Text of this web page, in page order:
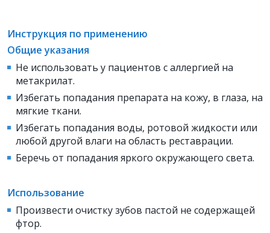
Инструкция по применению
Общие указания
Не использовать у пациентов с аллергией на
метакрилат.
Избегать попадания препарата на кожу, в глаза, на
мягкие ткани.
Избегать попадания воды, ротовой жидкости или
любой другой влаги на область реставрации.
Беречь от попадания яркого окружающего света.
Использование
Произвести очистку зубов пастой не содержащей
фтор.